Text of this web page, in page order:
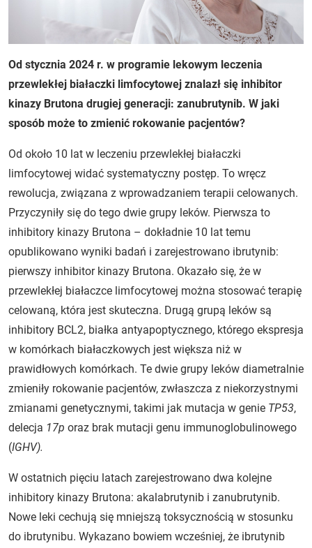
Od stycznia 2024 r. w programie lekowym leczenia
przewlekłej białaczki limfocytowej znalazł się inhibitor
kinazy Brutona drugiej generacji: zanubrutynib. W jaki
sposób może to zmienić rokowanie pacjentów?
Od około 10 lat w leczeniu przewlekłej białaczki
limfocytowej widać systematyczny postęp. To wręcz
rewolucja, związana z wprowadzaniem terapii celowanych.
Przyczyniły się do tego dwie grupy leków. Pierwsza to
inhibitory kinazy Brutona – dokładnie 10 lat temu
opublikowano wyniki badań i zarejestrowano ibrutynib:
pierwszy inhibitor kinazy Brutona. Okazało się, że w
przewlekłej białaczce limfocytowej można stosować terapię
celowaną, która jest skuteczna. Drugą grupą leków są
inhibitory BCL2, białka antyapoptycznego, którego ekspresja
w komórkach białaczkowych jest większa niż w
prawidłowych komórkach. Te dwie grupy leków diametralnie
zmieniły rokowanie pacjentów, zwłaszcza z niekorzystnymi
zmianami genetycznymi, takimi jak mutacja w genie TP53,
delecja 17p oraz brak mutacji genu immunoglobulinowego
(IGHV).
W ostatnich pięciu latach zarejestrowano dwa kolejne
inhibitory kinazy Brutona: akalabrutynib i zanubrutynib.
Nowe leki cechują się mniejszą toksycznością w stosunku
do ibrutynibu. Wykazano bowiem wcześniej, że ibrutynib